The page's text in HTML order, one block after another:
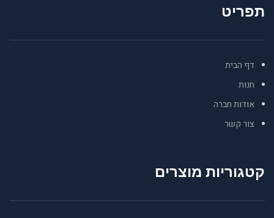
תפריט
דף הבית
חנות
אודות חברה
צור קשר
קטגוריות מוצרים